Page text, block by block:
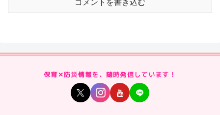
コメントを書き込む
保育✕防災情報を、随時発信しています！